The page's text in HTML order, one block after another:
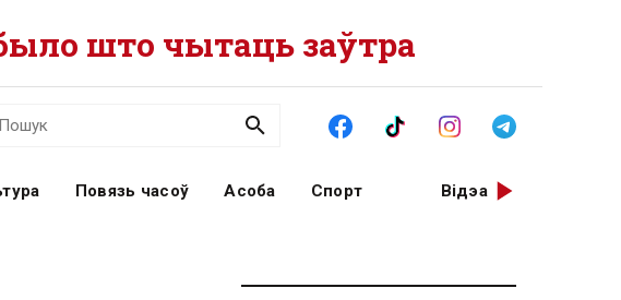
што чытаць заўтра
Повязь часоў Асоба Спорт Відэа